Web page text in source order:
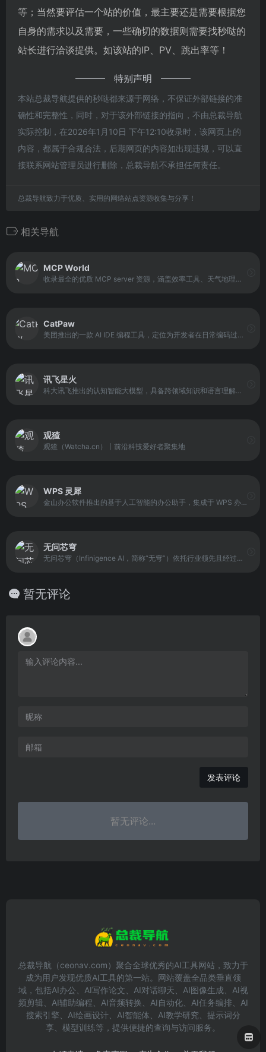
等；当然要评估一个站的价值，最主要还是需要根据您
自身的需求以及需要，一些确切的数据则需要找秒哒的
站长进行洽谈提供。如该站的IP、PV、跳出率等！
特别声明
本站总裁导航提供的秒哒都来源于网络，不保证外部链接的准
确性和完整性，同时，对于该外部链接的指向，不由总裁导航
实际控制，在2026年1月10日 下午12:10收录时，该网页上的
内容，都属于合规合法，后期网页的内容如出现违规，可以直
接联系网站管理员进行删除，总裁导航不承担任何责任。
总裁导航致力于优质、实用的网络站点资源收集与分享！
相关导航
MCP World
收录最全的优质 MCP server 资源，涵盖效率工具、天气地理位置、内容生成等多种分类的 MCP 资源，满足您全方位需求。您可直接输入需求，平台会深度理解并且识别您多维度的意图，精准推荐 MCP 服务
CatPaw
美团推出的一款 AI IDE 编程工具，定位为开发者在日常编码过程中的智能辅助伙伴。它以提升开发效率和代码理解能力为核心目标，通过 AI 技术参与代码编写、问题解答和项目分析等环节。
讯飞星火
科大讯飞推出的认知智能大模型，具备跨领域知识和语言理解能力。平台支持自然语言交互，能够执行任务、回答问题、进行逻辑推理、数学题解答，以及代码理解与编写等操作。
观猹
观猹（Watcha.cn）丨前沿科技爱好者聚集地
WPS 灵犀
金山办公软件推出的基于人工智能的办公助手，集成于 WPS 办公套件中。平台通过 DeepSeek-R1 等大语言模型，支持文档生成、文本优化、表格分析及数据处理功能。
无问芯穹
无问芯穹（Infinigence AI，简称“无穹”）依托行业领先且经过验证的AI计算优化能力与算力解决方案，追求大模型落地的极致能效。打造 “M 种模型” 和 “N 种芯片” 间的“M×N”中间层产品，实现多种大模型算法在多元芯片上的高效、统一部署。链接上下游，共建AGI时代大模型基础设施，加速AGI落地千行百业。
暂无评论
发表评论
暂无评论...
总裁导航（ceonav.com）聚合全球优秀的AI工具网站，致力于
成为用户发现优质AI工具的第一站。网站覆盖全品类垂直领
域，包括AI办公、AI写作论文、AI对话聊天、AI图像生成、AI视
频剪辑、AI辅助编程、AI音频转换、AI自动化、AI任务编排、AI
搜索引擎、AI绘画设计、AI智能体、AI教学研究、提示词分
享、模型训练等，提供便捷的查询与访问服务。